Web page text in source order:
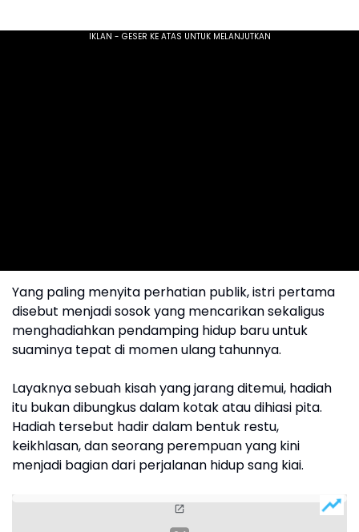
Yang paling menyita perhatian publik, istri pertama
disebut menjadi sosok yang mencarikan sekaligus
menghadiahkan pendamping hidup baru untuk
suaminya tepat di momen ulang tahunnya.
Layaknya sebuah kisah yang jarang ditemui, hadiah
itu bukan dibungkus dalam kotak atau dihiasi pita.
Hadiah tersebut hadir dalam bentuk restu,
keikhlasan, dan seorang perempuan yang kini
menjadi bagian dari perjalanan hidup sang kiai.